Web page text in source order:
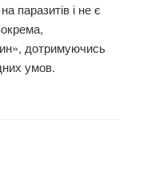
паразитів і не є
дотримуючись
умов.